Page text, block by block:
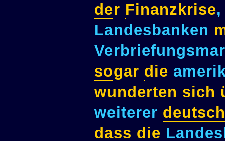
der Finanzkrise
Landesbanken
sogar die
wunderten sich
weiterer
dass die